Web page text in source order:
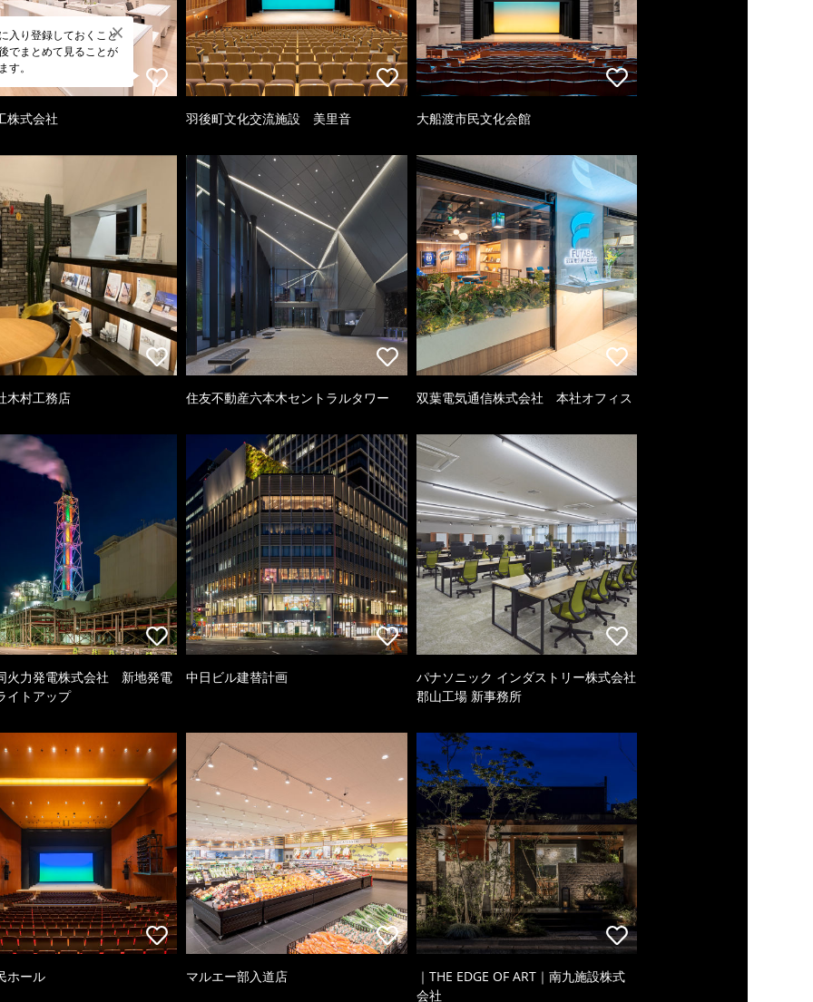
入り登録しておくこと
でまとめて見ることが
す。
株式会社 羽後町文化交流施設 美里音 大船渡市民文化会館
木村工務店 住友不動産六本木セントラルタワー 双葉電気通信株式会社 本社オフィス
火力発電株式会社 新地発電
イトアップ
中日ビル建替計画
パナソニック インダストリー株式会社
郡山工場 新事務所
ホール マルエー部入道店
｜THE EDGE OF ART｜南九施設株式
会社